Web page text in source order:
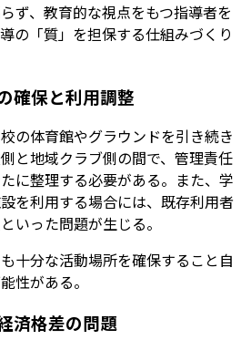
ず、教育的な視点をもつ指導者を
の「質」を担保する仕組みづくり
確保と利用調整
の体育館やグラウンドを引き続き
と地域クラブ側の間で、管理責任
に整理する必要がある。また、学
を利用する場合には、既存利用者
いった問題が生じる。
十分な活動場所を確保すること自
性がある。
済格差の問題